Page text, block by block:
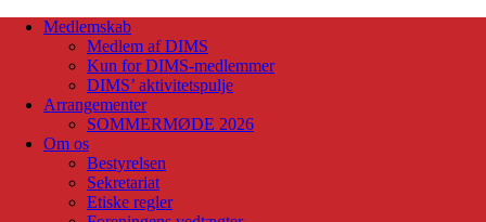
Medlemskab
Medlem af DIMS
Kun for DIMS-medlemmer
DIMS’ aktivitetspulje
Arrangementer
SOMMERMØDE 2026
Om os
Bestyrelsen
Sekretariat
Etiske regler